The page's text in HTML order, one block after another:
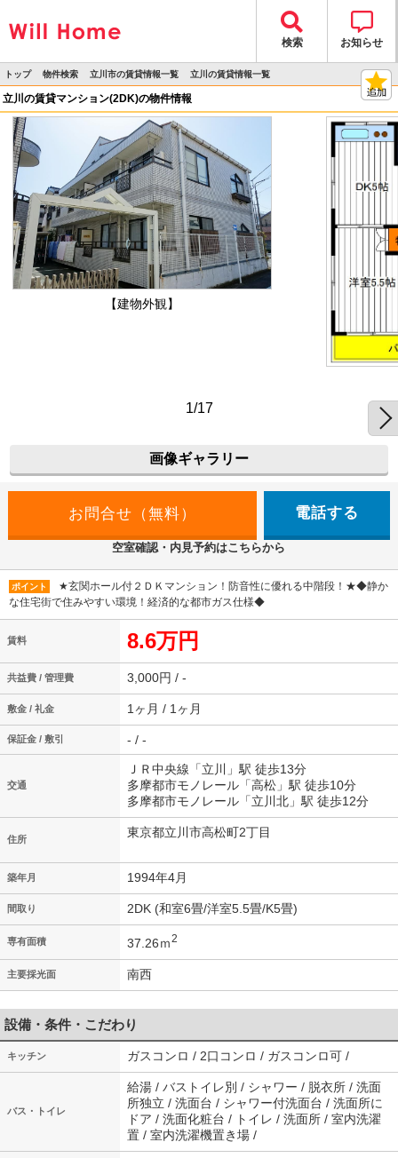
検索 お知らせ
トップ
>
物件検索
>
立川市の賃貸情報一覧
>
立川の賃貸情報一覧
>
立川の賃貸マンション(2DK)の物件情報
【建物外観】
1/17
画像ギャラリー
電話する
空室確認・内見予約はこちらから
ポイント
★玄関ホール付２ＤＫマンション！防音性に優れる中階段！★◆静か
な住宅街で住みやすい環境！経済的な都市ガス仕様◆
賃料 8.6万円
共益費 / 管理費 3,000円 / -
敷金 / 礼金 1ヶ月 / 1ヶ月
保証金 / 敷引 - / -
交通
ＪＲ中央線「立川」駅 徒歩13分
多摩都市モノレール「高松」駅 徒歩10分
多摩都市モノレール「立川北」駅 徒歩12分
住所 東京都立川市高松町2丁目
築年月 1994年4月
間取り 2DK (和室6畳/洋室5.5畳/K5畳)
専有面積 37.26ｍ2
主要採光面 南西
設備・条件・こだわり
キッチン ガスコンロ / 2口コンロ / ガスコンロ可 /
バス・トイレ
給湯 / バストイレ別 / シャワー / 脱衣所 / 洗面
所独立 / 洗面台 / シャワー付洗面台 / 洗面所に
ドア / 洗面化粧台 / トイレ / 洗面所 / 室内洗濯
置 / 室内洗濯機置き場 /